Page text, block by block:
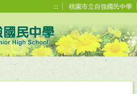
::: 桃園市立自強國民中學